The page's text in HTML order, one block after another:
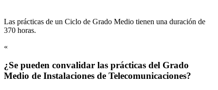
Las prácticas de un Ciclo de Grado Medio tienen una duración de
370 horas.
«
¿Se pueden convalidar las prácticas del Grado
Medio de Instalaciones de Telecomunicaciones?